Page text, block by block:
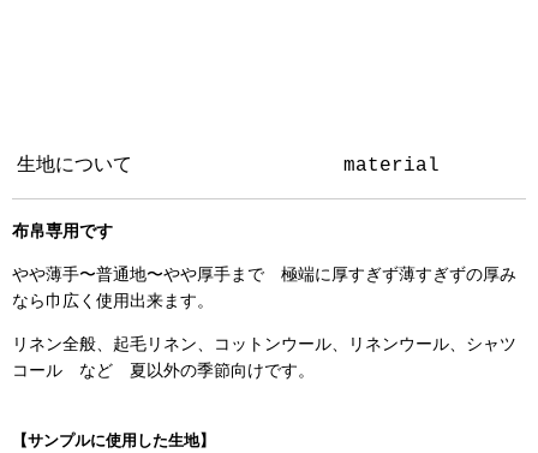
生地について material
布帛専用です
やや薄手〜普通地〜やや厚手まで 極端に厚すぎず薄すぎずの厚み
なら巾広く使用出来ます。
リネン全般、起毛リネン、コットンウール、リネンウール、シャツ
コール など 夏以外の季節向けです。
【サンプルに使用した生地】